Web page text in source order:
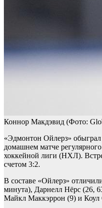
Коннор Макдэвид (Фото:
«Эдмонтон Ойлерз»
домашнем матче
хоккейной лиги (НХЛ).
счетом 3:2.
В составе «Ойлерз»
минута), Дарнелл Нёрс (26,
Майкл Маккэррон (9) и Коул